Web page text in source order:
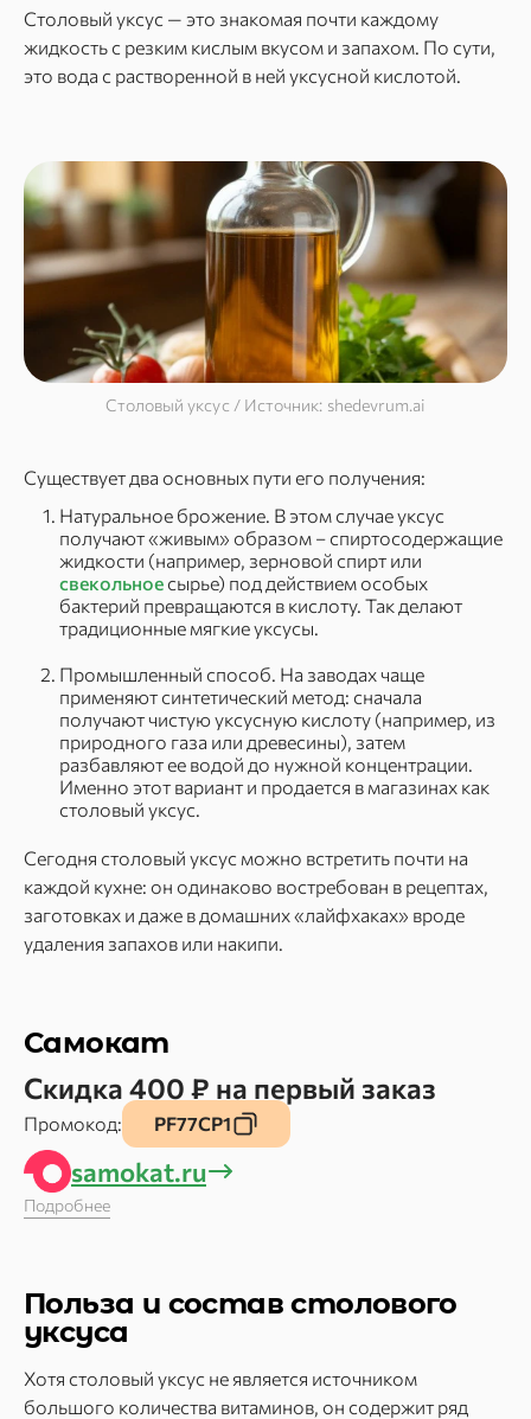
Столовый уксус — это знакомая почти каждому
жидкость с резким кислым вкусом и запахом. По сути,
это вода с растворенной в ней уксусной кислотой.
Столовый уксус / Источник: shedevrum.ai
Существует два основных пути его получения:
Натуральное брожение. В этом случае уксус
получают «живым» образом – спиртосодержащие
жидкости (например, зерновой спирт или
свекольное сырье) под действием особых
бактерий превращаются в кислоту. Так делают
традиционные мягкие уксусы.
Промышленный способ. На заводах чаще
применяют синтетический метод: сначала
получают чистую уксусную кислоту (например, из
природного газа или древесины), затем
разбавляют ее водой до нужной концентрации.
Именно этот вариант и продается в магазинах как
столовый уксус.
Сегодня столовый уксус можно встретить почти на
каждой кухне: он одинаково востребован в рецептах,
заготовках и даже в домашних «лайфхаках» вроде
удаления запахов или накипи.
Самокат
Скидка 400 ₽ на первый заказ
Промокод: PF77CP1
samokat.ru
Подробнее
Польза и состав столового
уксуса
Хотя столовый уксус не является источником
большого количества витаминов, он содержит ряд